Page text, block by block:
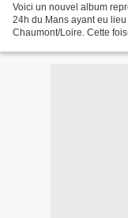
Voici un nouvel album
24h du Mans ayant eu
Chaumont/Loire. Cette